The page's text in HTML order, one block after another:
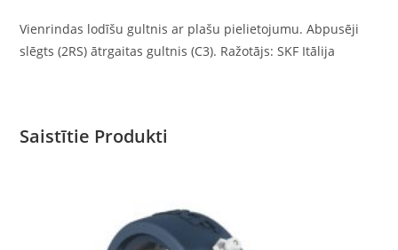
Vienrindas lodīšu gultnis ar plašu pielietojumu. Abpusēji
slēgts (2RS) ātrgaitas gultnis (C3). Ražotājs: SKF Itālija
Saistītie Produkti